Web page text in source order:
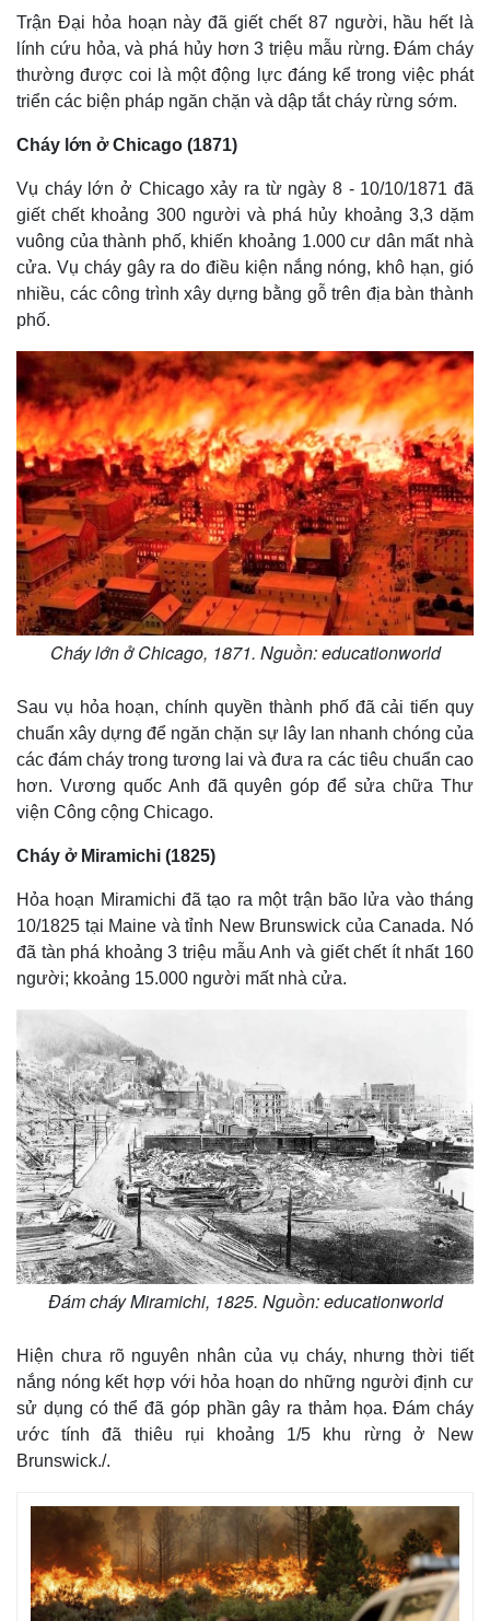
Bóng đá
Lịch thi đấu bóng đá
Thế giới thể thao
eSports
Hậu trường
Ô tô
Xe máy
Tư vấn
Trận Đại hỏa hoạn này đã giết chết 87 người, hầu hết là
lính cứu hỏa, và phá hủy hơn 3 triệu mẫu rừng. Đám cháy
thường được coi là một động lực đáng kể trong việc phát
triển các biện pháp ngăn chặn và dập tắt cháy rừng sớm.
Cháy lớn ở Chicago (1871)
Vụ cháy lớn ở Chicago xảy ra từ ngày 8 - 10/10/1871 đã
giết chết khoảng 300 người và phá hủy khoảng 3,3 dặm
vuông của thành phố, khiến khoảng 1.000 cư dân mất nhà
cửa. Vụ cháy gây ra do điều kiện nắng nóng, khô hạn, gió
nhiều, các công trình xây dựng bằng gỗ trên địa bàn thành
phố.
Cháy lớn ở Chicago, 1871. Nguồn: educationworld
Sau vụ hỏa hoạn, chính quyền thành phố đã cải tiến quy
chuẩn xây dựng để ngăn chặn sự lây lan nhanh chóng của
các đám cháy trong tương lai và đưa ra các tiêu chuẩn cao
hơn. Vương quốc Anh đã quyên góp để sửa chữa Thư
viện Công cộng Chicago.
Cháy ở Miramichi (1825)
Hỏa hoạn Miramichi đã tạo ra một trận bão lửa vào tháng
10/1825 tại Maine và tỉnh New Brunswick của Canada. Nó
đã tàn phá khoảng 3 triệu mẫu Anh và giết chết ít nhất 160
người; kkoảng 15.000 người mất nhà cửa.
Đám cháy Miramichi, 1825. Nguồn: educationworld
Hiện chưa rõ nguyên nhân của vụ cháy, nhưng thời tiết
nắng nóng kết hợp với hỏa hoạn do những người định cư
sử dụng có thể đã góp phần gây ra thảm họa. Đám cháy
ước tính đã thiêu rụi khoảng 1/5 khu rừng ở New
Brunswick./.